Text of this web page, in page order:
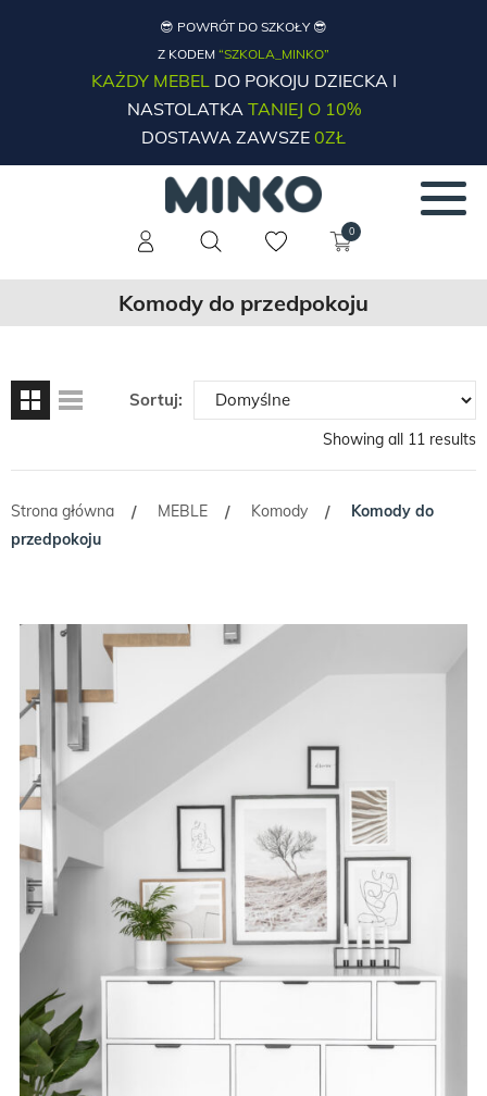
😎 POWRÓT DO SZKOŁY 😎
Z KODEM “SZKOLA_MINKO”
KAŻDY MEBELDO POKOJU DZIECKA I
NASTOLATKATANIEJ O 10%
DOSTAWA ZAWSZE 0ZŁ
0
Komody do przedpokoju
Sortuj:
Showing all 11 results
Strona główna / MEBLE / Komody /
Komody do
przedpokoju